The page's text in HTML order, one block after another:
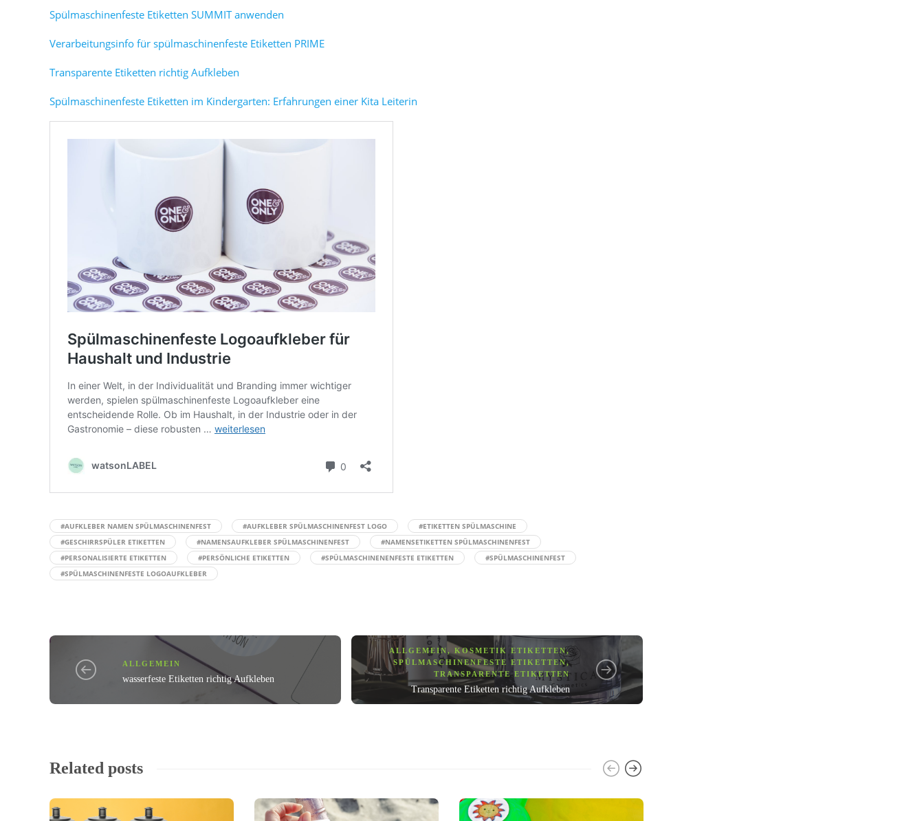
Spülmaschinenfeste Etiketten SUMMIT anwenden
Verarbeitungsinfo für spülmaschinenfeste Etiketten PRIME
Transparente Etiketten richtig Aufkleben
Spülmaschinenfeste Etiketten im Kindergarten: Erfahrungen einer Kita Leiterin
#AUFKLEBER NAMEN SPÜLMASCHINENFEST #AUFKLEBER SPÜLMASCHINENFEST LOGO
#ETIKETTEN SPÜLMASCHINE
#GESCHIRRSPÜLER ETIKETTEN
#NAMENSAUFKLEBER SPÜLMASCHINENFEST
#NAMENSETIKETTEN SPÜLMASCHINENFEST
#PERSONALISIERTE ETIKETTEN
#PERSÖNLICHE ETIKETTEN #SPÜLMASCHINENENFESTE ETIKETTEN
#SPÜLMASCHINENFEST
#SPÜLMASCHINENFESTE LOGOAUFKLEBER
ALLGEMEIN
wasserfeste Etiketten richtig Aufkleben
ALLGEMEIN, KOSMETIK ETIKETTEN,
SPÜLMASCHINENFESTE ETIKETTEN,
TRANSPARENTE ETIKETTEN
Transparente Etiketten richtig Aufkleben
Related posts